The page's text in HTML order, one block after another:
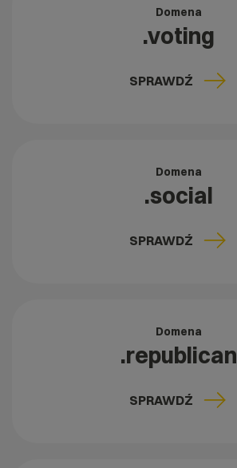
Domena
.voting
SPRAWDŹ
Domena
.social
SPRAWDŹ
Domena
.republican
SPRAWDŹ